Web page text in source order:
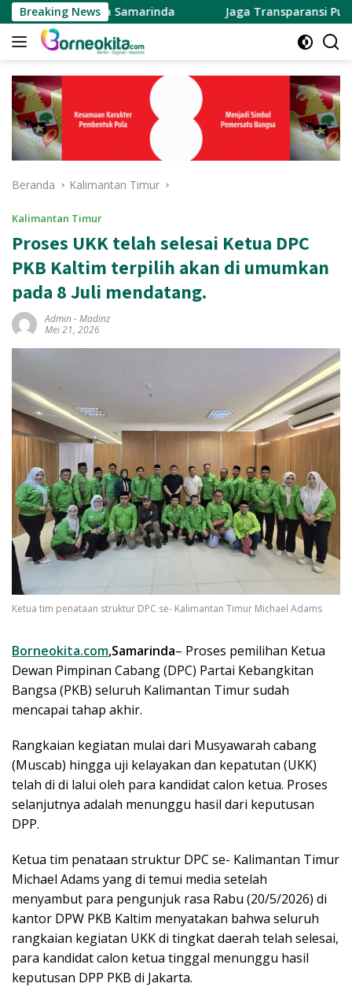
Langsung
ke
konten
Breaking News
Kota Samarinda Jaga Transparansi Publik, DPRD
Beranda Kalimantan Timur
Kalimantan Timur
Proses UKK telah selesai Ketua DPC
PKB Kaltim terpilih akan di umumkan
pada 8 Juli mendatang.
Admin-Madinz
Mei 21, 2026
Ketua tim penataan struktur DPC se- Kalimantan Timur Michael Adams
Borneokita.com,Samarinda– Proses pemilihan Ketua
Dewan Pimpinan Cabang (DPC) Partai Kebangkitan
Bangsa (PKB) seluruh Kalimantan Timur sudah
mencapai tahap akhir.
Rangkaian kegiatan mulai dari Musyawarah cabang
(Muscab) hingga uji kelayakan dan kepatutan (UKK)
telah di di lalui oleh para kandidat calon ketua. Proses
selanjutnya adalah menunggu hasil dari keputusan
DPP.
Ketua tim penataan struktur DPC se- Kalimantan Timur
Michael Adams yang di temui media setelah
menyambut para pengunjuk rasa Rabu (20/5/2026) di
kantor DPW PKB Kaltim menyatakan bahwa seluruh
rangkaian kegiatan UKK di tingkat daerah telah selesai,
para kandidat calon ketua tinggal menunggu hasil
keputusan DPP PKB di Jakarta.